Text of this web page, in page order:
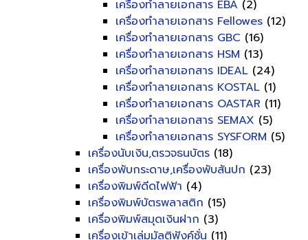
เครื่องทำลายเอกสาร EBA (2)
เครื่องทำลายเอกสาร Fellowes (12)
เครื่องทำลายเอกสาร GBC (16)
เครื่องทำลายเอกสาร HSM (13)
เครื่องทำลายเอกสาร IDEAL (24)
เครื่องทำลายเอกสาร KOSTAL (1)
เครื่องทำลายเอกสาร OASTAR (11)
เครื่องทำลายเอกสาร SEMAX (5)
เครื่องทำลายเอกสาร SYSFORM (5)
เครื่องนับเงิน,ตรวจธนบัตร (18)
เครื่องพับกระดาษ,เครื่องพับสันปก (23)
เครื่องพิมพ์ดีดไฟฟ้า (4)
เครื่องพิมพ์บัตรพลาสติก (15)
เครื่องพิมพ์สมุดเงินฝาก (3)
เครื่องเข้าเล่มมัลติฟังค์ชั่น (11)